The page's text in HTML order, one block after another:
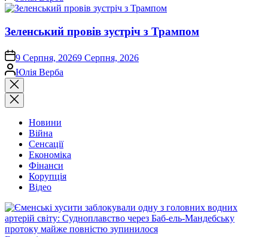
Зеленський провів зустріч з Трампом
on9 Серпня, 20269 Серпня, 2026
Опубліковано
Юлія Верба
Закрити
пошук
Новини
Війна
Сенсації
Економіка
Фінанси
Корупція
Відео